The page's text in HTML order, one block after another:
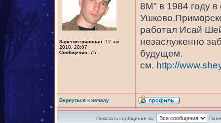
Зарегистрирован: 12 авг
2010, 20:07
Сообщения: 75
8М" в 1984 году
работал Исай
незаслуженно
будущем.
см. http://
Вернуться к началу
Показать сообщения за: